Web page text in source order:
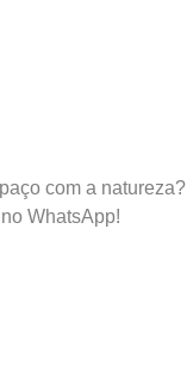
com a natureza?
WhatsApp!